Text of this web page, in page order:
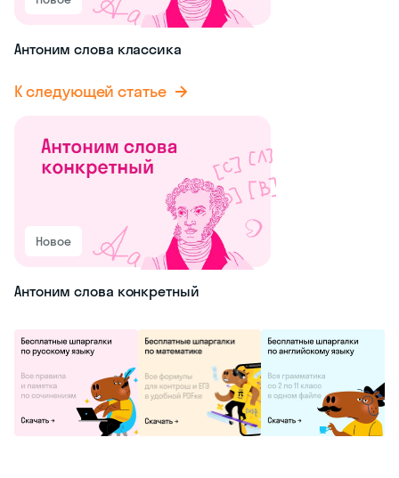
Антоним слова классика
К следующей статье
Новое
Антоним слова конкретный